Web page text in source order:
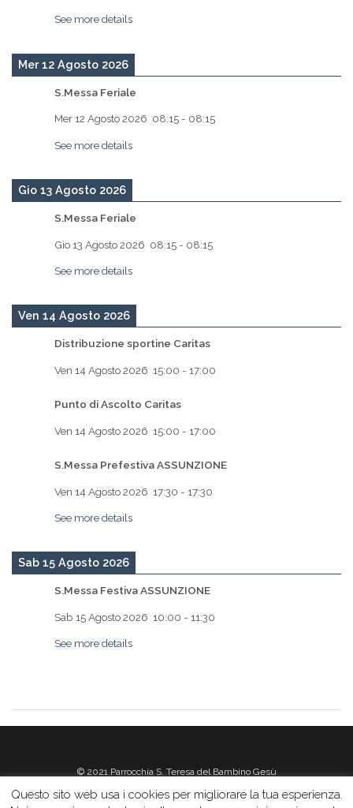
See more details
Mer 12 Agosto 2026
S.Messa Feriale
Mer 12 Agosto 2026 08:15 - 08:15
See more details
Gio 13 Agosto 2026
S.Messa Feriale
Gio 13 Agosto 2026 08:15 - 08:15
See more details
Ven 14 Agosto 2026
Distribuzione sportine Caritas
Ven 14 Agosto 2026 15:00 - 17:00
Punto di Ascolto Caritas
Ven 14 Agosto 2026 15:00 - 17:00
S.Messa Prefestiva ASSUNZIONE
Ven 14 Agosto 2026 17:30 - 17:30
See more details
Sab 15 Agosto 2026
S.Messa Festiva ASSUNZIONE
Sab 15 Agosto 2026 10:00 - 11:30
See more details
© 2021 Parrocchia S. Teresa del Bambino Gesù
Questo sito web usa i cookies per migliorare la tua esperienza.